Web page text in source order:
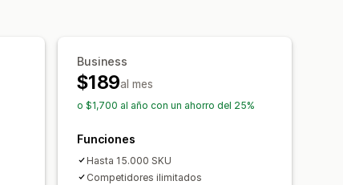
Business
$189al mes
o $1,700 al año con un ahorro del 25%
Funciones
Hasta 15.000 SKU
Competidores ilimitados